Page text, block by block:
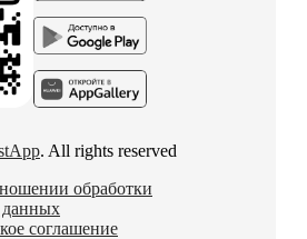
. All rights reserved
обработки
данных
соглашение